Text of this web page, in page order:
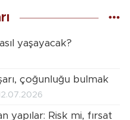
yaşayacak?
çoğunluğu bulmak
yapılar: Risk mi, fırsat